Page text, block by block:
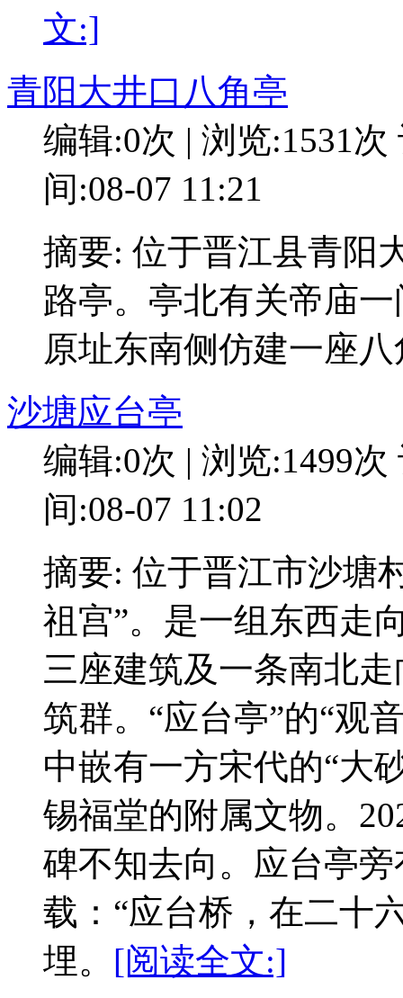
文:]
青阳大井口八角亭
编辑:0次 | 浏览:1531次
间:08-07 11:21
摘要: 位于晋江县青阳
路亭。亭北有关帝庙
原址东南侧仿建一座
沙塘应台亭
编辑:0次 | 浏览:1499次
间:08-07 11:02
摘要: 位于晋江市沙塘
祖宫”。是一组东西走
三座建筑及一条南北
筑群。“应台亭”的“观
中嵌有一方宋代的“大
锡福堂的附属文物。
碑不知去向。应台亭
载：“应台桥，在二十
埋。 [阅读全文:]